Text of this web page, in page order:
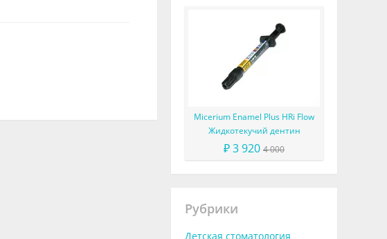
Micerium Enamel Plus HRi Flow
Жидкотекучий дентин
₽ 3 920 4 000
Рубрики
Детская стоматология